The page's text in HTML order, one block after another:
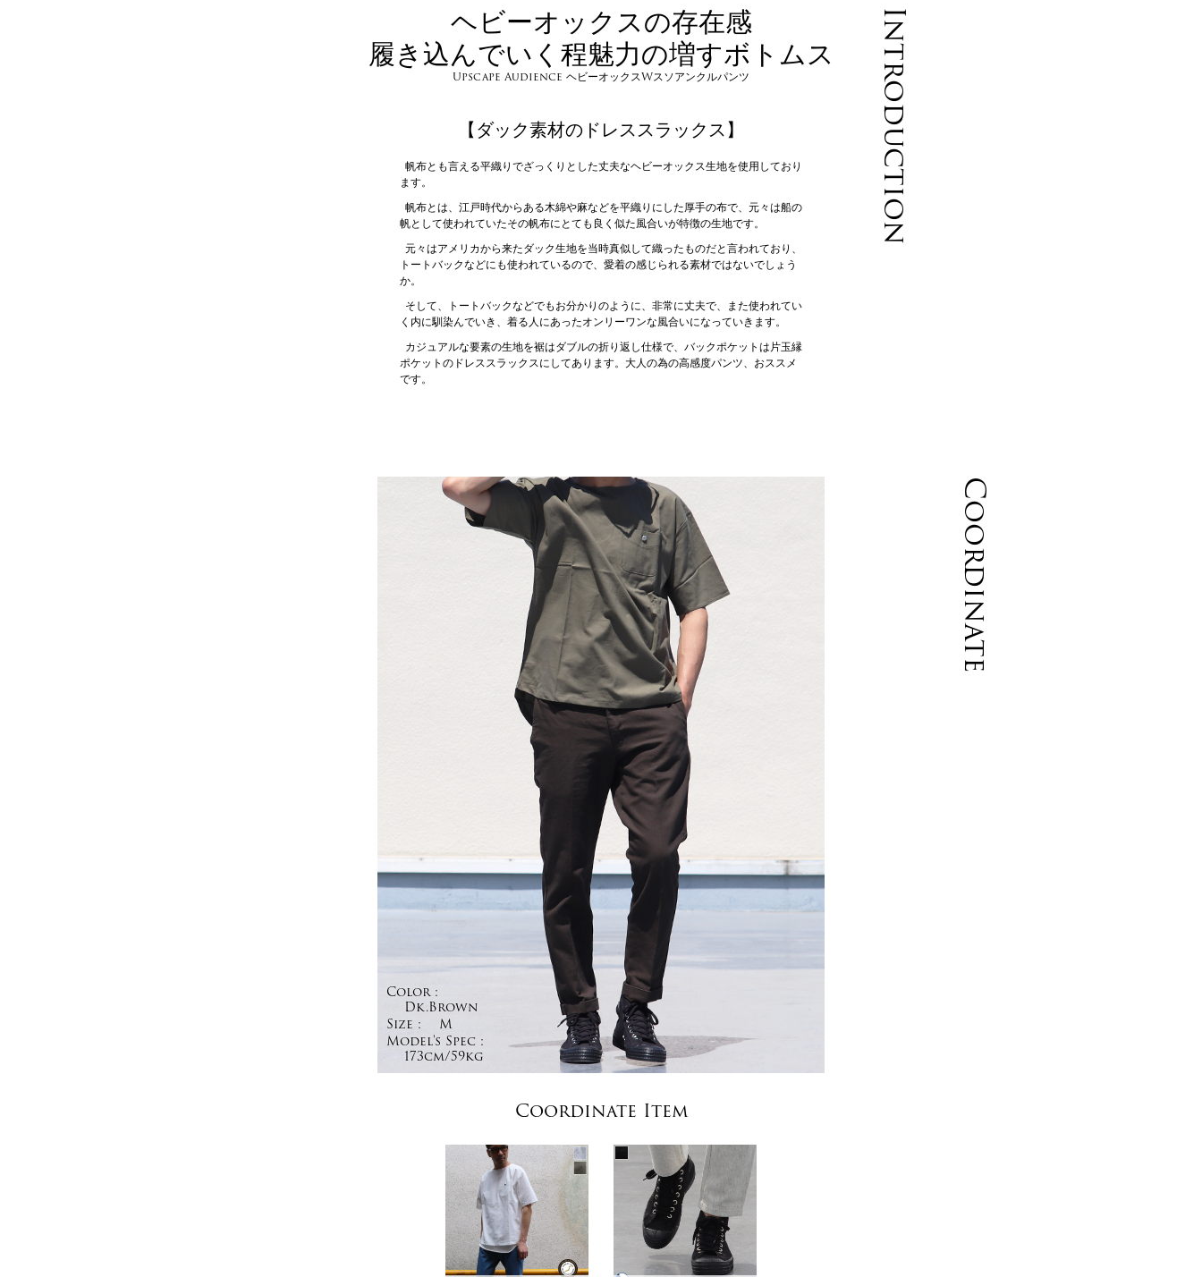
Introduction
ヘビーオックスの存在感
履き込んでいく程魅力の増すボトムス
Upscape Audience ヘビーオックスWスソアンクルパンツ
【ダック素材のドレススラックス】
帆布とも言える平織りでざっくりとした丈夫なヘビーオックス生地を使用しており
ます。
帆布とは、江戸時代からある木綿や麻などを平織りにした厚手の布で、元々は船の
帆として使われていたその帆布にとても良く似た風合いが特徴の生地です。
元々はアメリカから来たダック生地を当時真似して織ったものだと言われており、
トートバックなどにも使われているので、愛着の感じられる素材ではないでしょう
か。
そして、トートバックなどでもお分かりのように、非常に丈夫で、また使われてい
く内に馴染んでいき、着る人にあったオンリーワンな風合いになっていきます。
カジュアルな要素の生地を裾はダブルの折り返し仕様で、バックポケットは片玉縁
ポケットのドレススラックスにしてあります。大人の為の高感度パンツ、おススメ
です。
Coordinate
Color :
Dk.Brown
Size :
M
Model's Spec :
173cm/59kg
Coordinate Item